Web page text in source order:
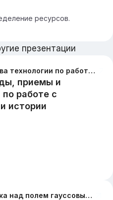
ресурсов.
презентации
Методы, приемы и средства технологии по работе с таблицами в обучении истории
Реализация метода рюкзака над полем гауссовых чисел